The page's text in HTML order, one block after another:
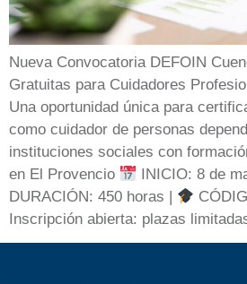
Nueva Convocatoria DEFOIN
Gratuitas para Cuidadores
Una oportunidad única para
como cuidador de personas
instituciones sociales con
en El Provencio
INICIO: 8 de
DURACIÓN: 450 horas |
Inscripción abierta: plazas